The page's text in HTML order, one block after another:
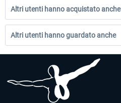
Altri utenti hanno acquistato anche
Altri utenti hanno guardato anche